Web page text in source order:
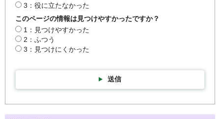
3：役に立たなかった
このページの情報は見つけやすかったですか？
1：見つけやすかった
2：ふつう
3：見つけにくかった
送信